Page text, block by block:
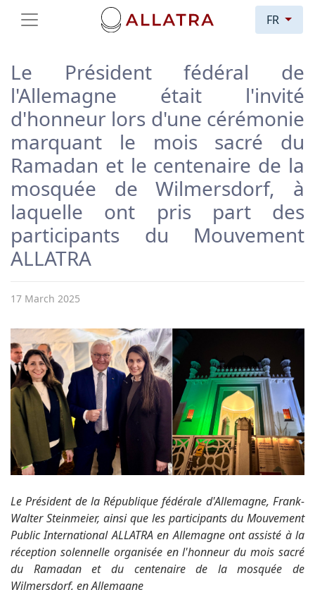
FR
Le Président fédéral de
l'Allemagne était l'invité
d'honneur lors d'une cérémonie
marquant le mois sacré du
Ramadan et le centenaire de la
mosquée de Wilmersdorf, à
laquelle ont pris part des
participants du Mouvement
ALLATRA
17 March 2025
Le Président de la République fédérale d'Allemagne, Frank-
Walter Steinmeier, ainsi que les participants du Mouvement
Public International ALLATRA en Allemagne ont assisté à la
réception solennelle organisée en l'honneur du mois sacré
du Ramadan et du centenaire de la mosquée de
Wilmersdorf, en Allemagne